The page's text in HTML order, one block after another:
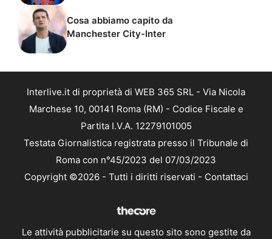
Cosa abbiamo capito da
Manchester City-Inter
Interlive.it di proprietà di WEB 365 SRL - Via Nicola
Marchese 10, 00141 Roma (RM) - Codice Fiscale e
Partita I.V.A. 12279101005
Testata Giornalistica registrata presso il Tribunale di
Roma con n°45/2023 del 07/03/2023
Copyright ©2026 - Tutti i diritti riservati - Contattaci
Le attività pubblicitarie su questo sito sono gestite da